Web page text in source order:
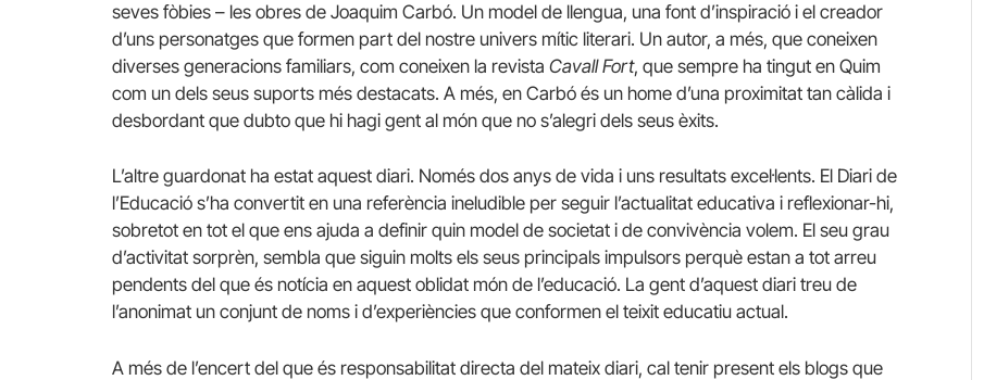
seves fòbies – les obres de Joaquim Carbó. Un model de llengua, una font d’inspiració i el creador
d’uns personatges que formen part del nostre univers mític literari. Un autor, a més, que coneixen
diverses generacions familiars, com coneixen la revista Cavall Fort, que sempre ha tingut en Quim
com un dels seus suports més destacats. A més, en Carbó és un home d’una proximitat tan càlida i
desbordant que dubto que hi hagi gent al món que no s’alegri dels seus èxits.
L’altre guardonat ha estat aquest diari. Només dos anys de vida i uns resultats excel·lents. El Diari de
l’Educació s’ha convertit en una referència ineludible per seguir l’actualitat educativa i reflexionar-hi,
sobretot en tot el que ens ajuda a definir quin model de societat i de convivència volem. El seu grau
d’activitat sorprèn, sembla que siguin molts els seus principals impulsors perquè estan a tot arreu
pendents del que és notícia en aquest oblidat món de l’educació. La gent d’aquest diari treu de
l’anonimat un conjunt de noms i d’experiències que conformen el teixit educatiu actual.
A més de l’encert del que és responsabilitat directa del mateix diari, cal tenir present els blogs que